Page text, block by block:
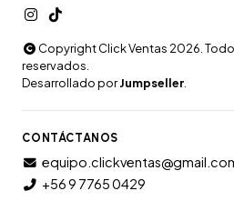
Copyright Click Ventas 2026.
reservados.
Desarrollado porJumpseller
CONTÁCTANOS
+56 9 7765 0429